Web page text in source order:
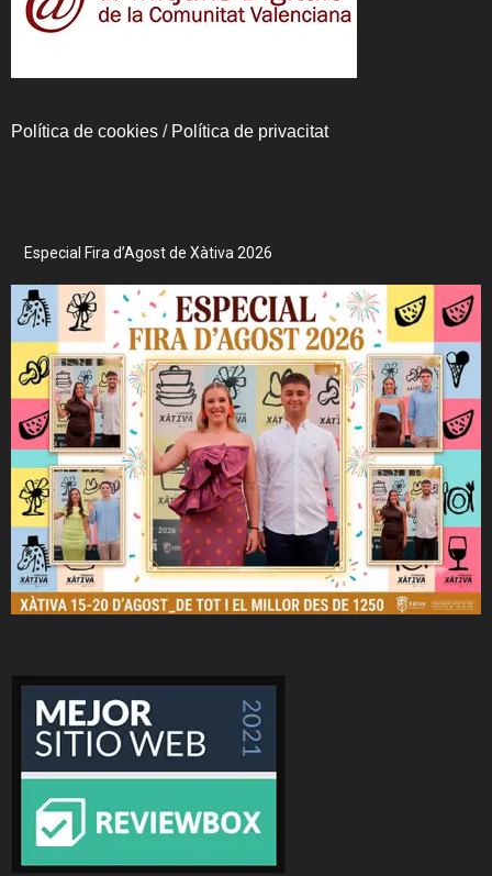
Política de cookies / Política de privacitat
Especial Fira d’Agost de Xàtiva 2026